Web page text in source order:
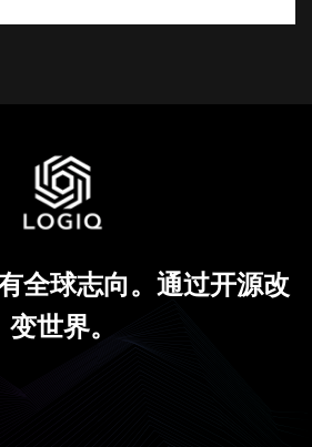
全球志向。通过开源改
变世界。